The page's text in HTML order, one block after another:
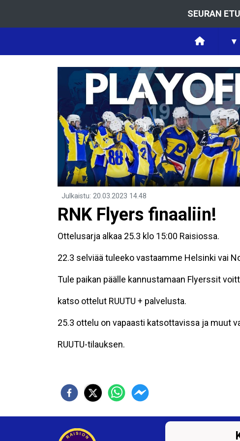
SEURAN
▾
Julkaistu: 20.03.2023 14.48
RNK Flyers finaaliin!
Ottelusarja alkaa 25.3 klo 15:00 Raisiossa.
22.3 selviää tuleeko vastaamme Helsinki vai
Tule paikan päälle kannustamaan Flyerssit
katso ottelut RUUTU + palvelusta.
25.3 ottelu on vapaasti katsottavissa ja muut
RUUTU-tilauksen.
Raision